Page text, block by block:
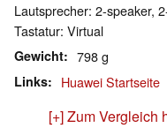
Lautsprecher: 2-speaker,
Tastatur: Virtual
Gewicht 798 g
Links Huawei Startseite
[+] Zum Vergleich